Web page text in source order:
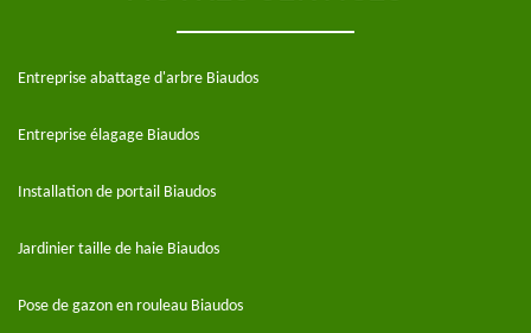
Entreprise abattage d'arbre Biaudos
Entreprise élagage Biaudos
Installation de portail Biaudos
Jardinier taille de haie Biaudos
Pose de gazon en rouleau Biaudos